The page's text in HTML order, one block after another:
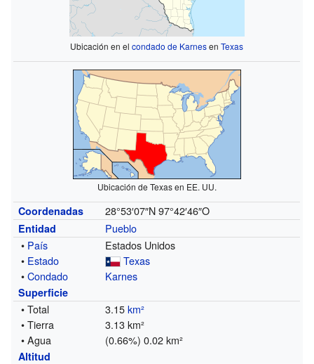
Ubicación en elcondado de KarnesenTexas
Ubicación de Texas en EE. UU.
Coordenadas 28°53′07″N 97°42′46″O
Entidad
Pueblo
• País
Estados Unidos
• Estado
Texas
•Condado Karnes
Superficie
• Total 3.15km²
• Tierra
3.13 km²
• Agua
(0.66%) 0.02 km²
Altitud